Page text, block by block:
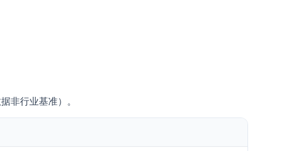
非行业基准）。